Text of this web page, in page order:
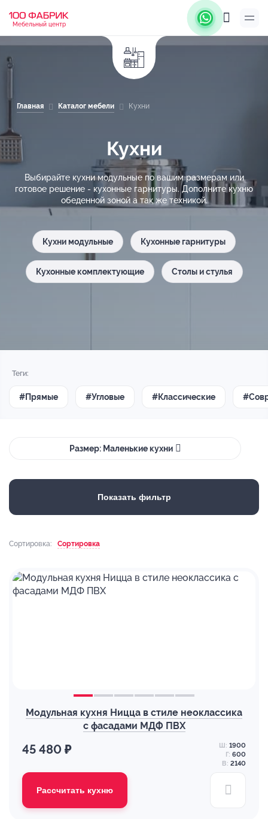
Мебельный центр
Главная Каталог мебели Кухни
Кухни
Выбирайте кухни модульные по вашим размерам или
готовое решение - кухонные гарнитуры. Дополните кухню
обеденной зоной а так же техникой.
Кухни модульные Кухонные гарнитуры
Кухонные комплектующие Столы и стулья
Теги:
#Прямые #Угловые #Классические
Размер: Маленькие кухни
Показать фильтр
Сортировка: Сортировка
Модульная кухня Ницца в стиле неоклассика
с фасадами МДФ ПВХ
45 480 ₽ Ш: 1900
Г: 600
В: 2140
Рассчитать кухню